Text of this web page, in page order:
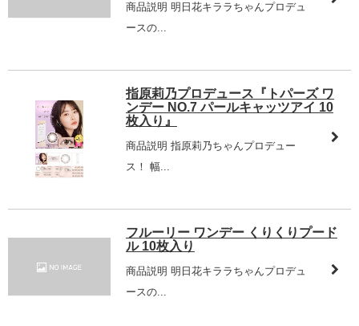
商品説明 明日花キララちゃんプロデュ
ースの...
指原莉乃プロデュース『トパーズ ワ
ンデー NO.7 パールキャッツアイ 10
枚入り』
商品説明 指原莉乃ちゃんプロデュー
ス！ 幅...
フルーリー ワンデー くりくりプード
ル 10枚入り
商品説明 明日花キララちゃんプロデュ
ースの...